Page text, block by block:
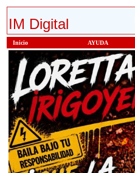
IM Digital
Inicio AYUDA